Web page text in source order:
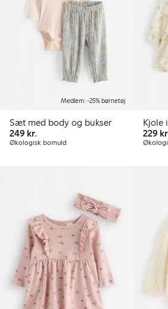
Medlem: -25% børnetøj
Sæt med body og bukser
249 kr.
Økologisk bomuld
Kjole
229